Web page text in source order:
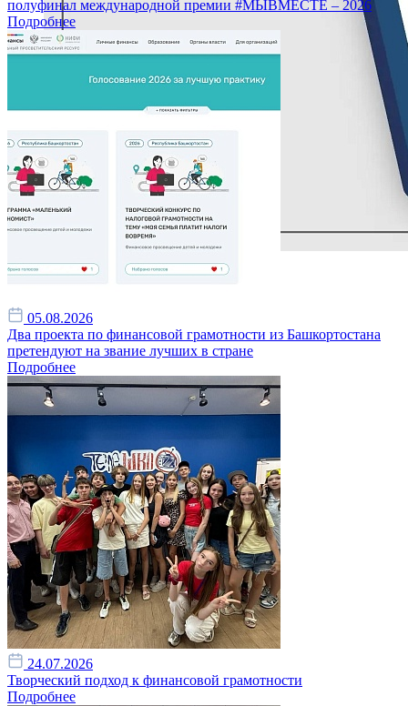
полуфинал международной премии #МЫВМЕСТЕ – 2026
Подробнее
05.08.2026
Два проекта по финансовой грамотности из Башкортостана
претендуют на звание лучших в стране
Подробнее
24.07.2026
Творческий подход к финансовой грамотности
Подробнее